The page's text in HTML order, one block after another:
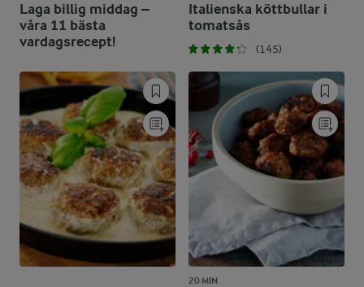
Laga billig middag –
våra 11 bästa
vardagsrecept!
Italienska köttbullar i
tomatsås
(145)
20 MIN